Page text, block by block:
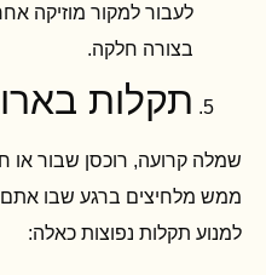
לעבור למקור מוזיקה
בצורה חלקה.
תקלות
שמלה קרועה, רוכסן שבור או
ממש מלחיצים ברגע שבו אתם
למנוע תקלות נפוצות כאלה: